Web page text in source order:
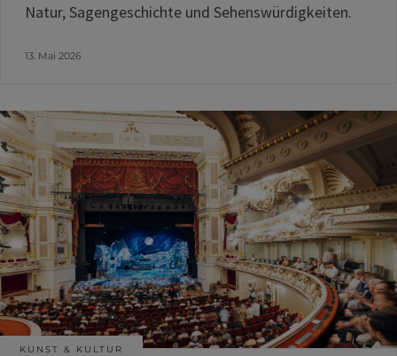
Natur, Sagengeschichte und Sehenswürdigkeiten.
13. Mai 2026
KUNST & KULTUR